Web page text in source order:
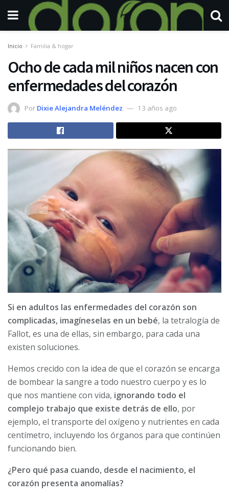
Inicio Familia & hogar
Ocho de cada mil niños nacen con
enfermedades del corazón
Por Dixie Alejandra Meléndez 13 años ago
Si en adultos las enfermedades del corazón son
complicadas, imagíneselas en un bebé, la tetralogía de
Fallot, es una de ellas, sin embargo, para cada una
existen soluciones.
Hemos crecido con la idea de que el corazón se encarga
de bombear la sangre a todo nuestro cuerpo y es lo
que nos mantiene con vida, ignorando todo el
complejo trabajo que existe detrás de ello, por
ejemplo, el transporte del oxígeno y nutrientes en cada
centímetro, incluyendo los órganos para que continúen
funcionando bien.
¿Pero qué pasa cuando, desde el nacimiento, el
corazón presenta anomalías?